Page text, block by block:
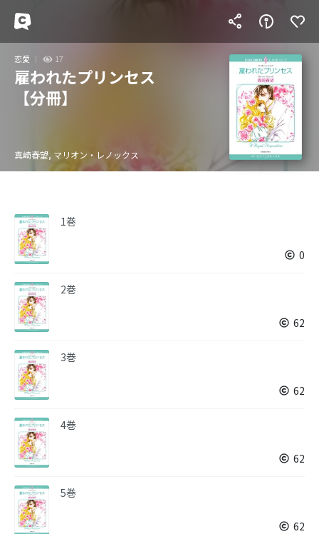
恋愛 17
雇われたプリンセス
【分冊】
真崎春望, マリオン・レノックス
1巻
0
2巻
62
3巻
62
4巻
62
5巻
62